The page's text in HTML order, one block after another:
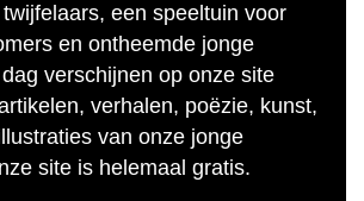
een speeltuin voor
en ontheemde jonge
verschijnen op onze site
verhalen, poëzie, kunst,
van onze jonge
site is helemaal gratis.